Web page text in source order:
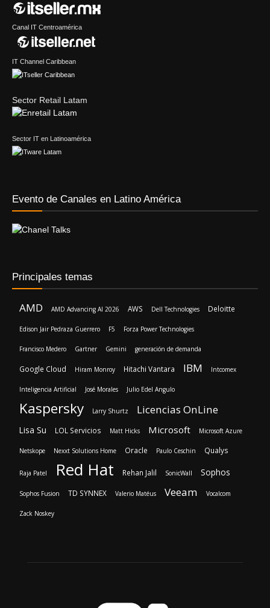
Canal IT Centroamérica
IT Channel Caribbean
Sector Retail Latam
Sector IT en Latinoamérica
Evento de Canales en Latino América
Principales temas
AMD AMD Advancing AI 2026 AWS Dell Technologies Deloitte
Edison Jair Pedraza Guerrero F5 Forza Power Technologies
Francisco Medero Gartner Gemini generación de demanda
Google Cloud Hiram Monroy Hitachi Vantara IBM Intcomex
Inteligencia Artificial José Morales Julio Edel Angulo
Kaspersky Larry Shurtz Licencias OnLine
Lisa Su LOL Servicios Matt Hicks Microsoft Microsoft Azure
Netskope Nexxt Solutions Home Oracle Paulo Ceschin Qualys
Raja Patel Red Hat Rehan Jalil SonicWall Sophos
Sophos Fusion TD SYNNEX Valerio Matéus Veeam Vocalcom
Zack Noskey